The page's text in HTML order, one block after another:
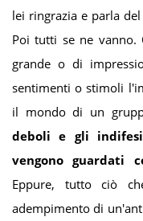
lei ringrazia e parla
Poi tutti se ne vanno.
grande o di
sentimenti o stimoli
il mondo di un
deboli e gli
vengono guardati
Eppure, tutto ciò
adempimento di